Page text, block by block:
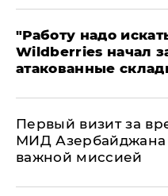
"Работу надо
Wildberries начал
атакованные
Первый визит за
МИД Азербайджана
важной миссией